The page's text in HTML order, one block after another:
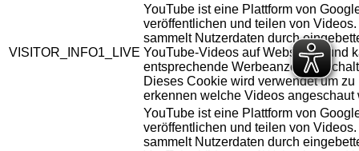
VISITOR_INFO1_LIVE
YouTube ist eine Plattform von
veröffentlichen und teilen von
sammelt Nutzerdaten durch
YouTube-Videos auf Webseiten und
entsprechende Werbeanzeigen
Dieses Cookie wird verwendet um zu
erkennen welche Videos angeschaut
YouTube ist eine Plattform von
veröffentlichen und teilen von
sammelt Nutzerdaten durch